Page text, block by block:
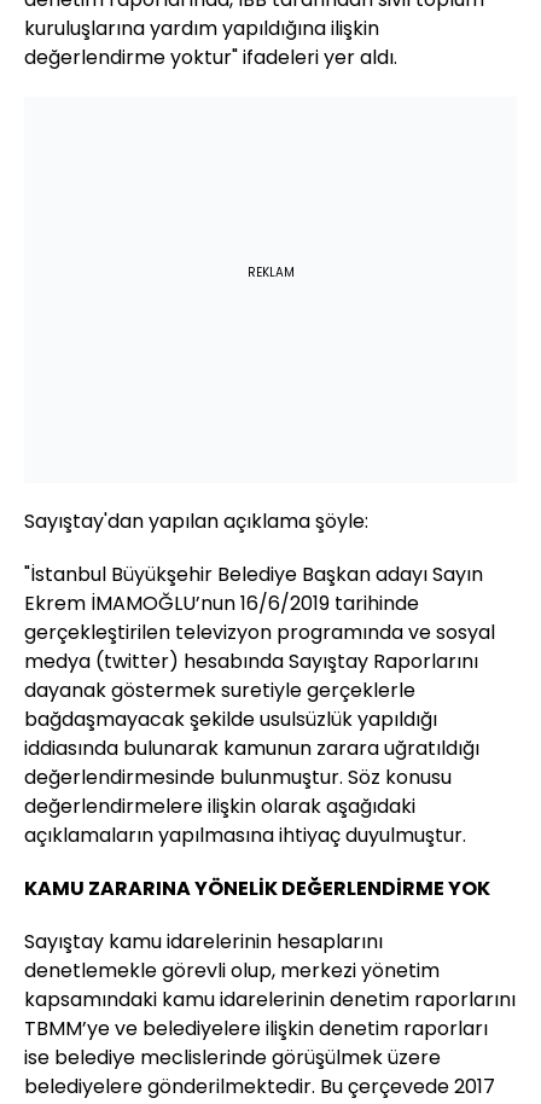
kuruluşlarına yardım yapıldığına ilişkin
değerlendirme yoktur" ifadeleri yer aldı.
REKLAM
Sayıştay'dan yapılan açıklama şöyle:
"İstanbul Büyükşehir Belediye Başkan adayı Sayın
Ekrem İMAMOĞLU’nun 16/6/2019 tarihinde
gerçekleştirilen televizyon programında ve sosyal
medya (twitter) hesabında Sayıştay Raporlarını
dayanak göstermek suretiyle gerçeklerle
bağdaşmayacak şekilde usulsüzlük yapıldığı
iddiasında bulunarak kamunun zarara uğratıldığı
değerlendirmesinde bulunmuştur. Söz konusu
değerlendirmelere ilişkin olarak aşağıdaki
açıklamaların yapılmasına ihtiyaç duyulmuştur.
KAMU ZARARINA YÖNELİK DEĞERLENDİRME YOK
Sayıştay kamu idarelerinin hesaplarını
denetlemekle görevli olup, merkezi yönetim
kapsamındaki kamu idarelerinin denetim raporlarını
TBMM’ye ve belediyelere ilişkin denetim raporları
ise belediye meclislerinde görüşülmek üzere
belediyelere gönderilmektedir. Bu çerçevede 2017